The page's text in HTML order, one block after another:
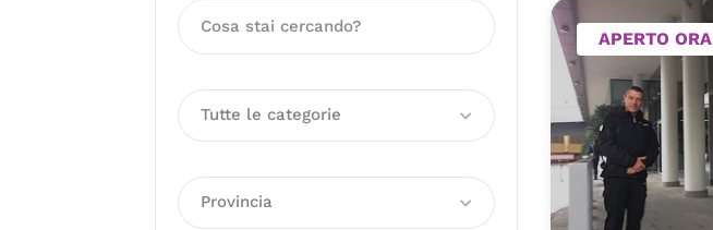
Tutte le categorie
Provincia
APERTO ORA